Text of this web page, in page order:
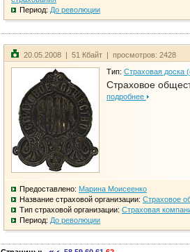
Период: До революции
20.05.2008 | 51 Кбайт | просмотров: 2428
Тип: Страховая доска
Страховое
подробнее
Предоставлено: Марина Моисеенко
Название страховой организации: Страховое
Тип страховой организации: Страховая
Период: До революции